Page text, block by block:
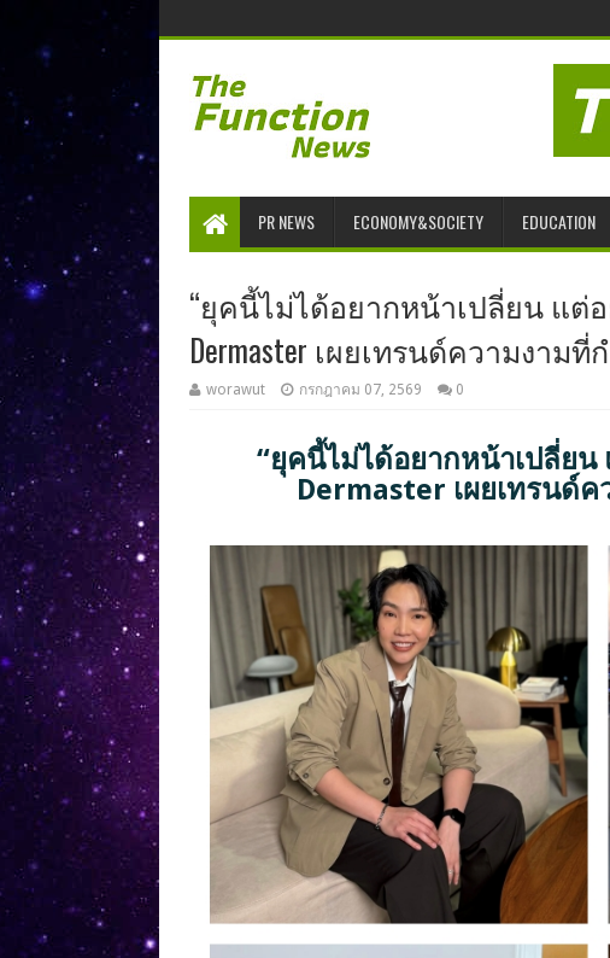
PR NEWS ECONOMY&SOCIETY EDUCATION
“ยุคนี้ไม่ได้อยากหน้าเปลี่ยน แต่
Dermaster เผยเทรนด์ความงาม
worawut กรกฎาคม 07, 2569 0
“ยุคนี้ไม่ได้อยากหน้าเปลี่ย
Dermaster เผยเทรนด์ค